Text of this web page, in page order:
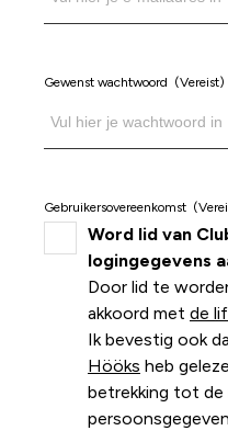
Gewenst wachtwoord (Vereist)
Gebruikersovereenkomst
Word lid van
logingegevens
Door lid te
akkoord met de
Ik bevestig ook
Hööks heb
betrekking tot de